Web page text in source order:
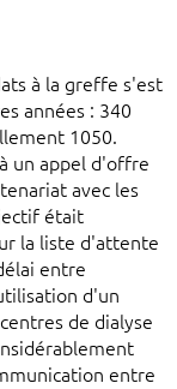
à la greffe s'est
années : 340
1050.
un appel d'offre
avec les
était
la liste d'attente
entre
d'un
de dialyse
entre